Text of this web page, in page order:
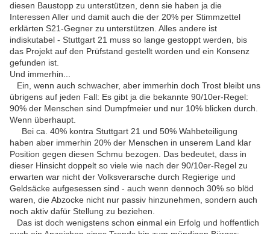
diesen Baustopp zu unterstützen, denn sie haben ja die
Interessen Aller und damit auch die der 20% per Stimmzettel
erklärten S21-Gegner zu unterstützen. Alles andere ist
indiskutabel - Stuttgart 21 muss so lange gestoppt werden, bis
das Projekt auf den Prüfstand gestellt worden und ein Konsenz
gefunden ist.
Und immerhin...
Ein, wenn auch schwacher, aber immerhin doch Trost bleibt uns
übrigens auf jeden Fall: Es gibt ja die bekannte 90/10er-Regel:
90% der Menschen sind Dumpfmeier und nur 10% blicken durch.
Wenn überhaupt.
Bei ca. 40% kontra Stuttgart 21 und 50% Wahbeteiligung
haben aber immerhin 20% der Menschen in unserem Land klar
Position gegen diesen Schmu bezogen. Das bedeutet, dass in
dieser Hinsicht doppelt so viele wie nach der 90/10er-Regel zu
erwarten war nicht der Volksverarsche durch Regierige und
Geldsäcke aufgesessen sind - auch wenn dennoch 30% so blöd
waren, die Abzocke nicht nur passiv hinzunehmen, sondern auch
noch aktiv dafür Stellung zu beziehen.
Das ist doch wenigstens schon einmal ein Erfolg und hoffentlich